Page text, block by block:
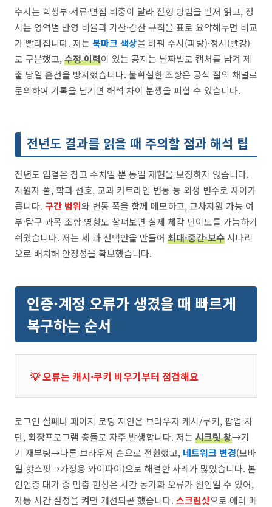
수시는 학생부·서류·면접 비중이 달라 전형 방법을 먼저 읽고, 정
시는 영역별 반영 비율과 가산·감산 규칙을 표로 요약해두면 비교
가 빨라집니다. 저는 북마크 색상을 바꿔 수시(파랑)·정시(빨강)
로 구분했고,수정 이력이 있는 공지는 날짜별로 캡처를 남겨 제
출 당일 혼선을 방지했습니다. 불확실한 조항은 공식 질의 채널로
문의하여 기록을 남기면 해석 차이 분쟁을 피할 수 있습니다.
전년도 결과를 읽을 때 주의할 점과 해석 팁
전년도 입결은 참고 수치일 뿐 동일 재현을 보장하지 않습니다.
지원자 풀, 학과 선호, 교과 커트라인 변동 등 외생 변수로 차이가
큽니다. 구간 범위와 변동 폭을 함께 메모하고, 교차지원 가능 여
부·탐구 과목 조합 영향도 살펴보면 실제 체감 난이도를 가늠하기
쉬웠습니다. 저는 세 과 선택안을 만들어 최대·중간·보수시나리
오로 배치해 안정성을 확보했습니다.
인증·계정 오류가 생겼을 때 빠르게
복구하는 순서
💡 오류는 캐시·쿠키 비우기부터 점검해요
로그인 실패나 페이지 로딩 지연은 브라우저 캐시/쿠키, 팝업 차
단, 확장프로그램 충돌로 자주 발생합니다. 저는 시크릿 창→기
기 재부팅→다른 브라우저 순으로 전환했고, 네트워크 변경(모바
일 핫스팟→가정용 와이파이)으로 해결한 사례가 많았습니다. 본
인인증 대기 중 멈춤 현상은 시간 동기화 오류가 원인일 수 있어,
자동 시간 설정을 켜면 개선되곤 했습니다. 스크린샷으로 에러 메